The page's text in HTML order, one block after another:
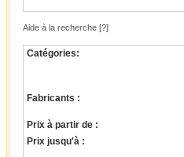
Aide à la recherche [?]
Catégories:
Fabricants :
Prix à partir de :
Prix jusqu'à :